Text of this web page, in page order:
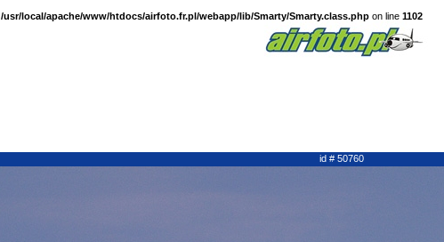
/usr/local/apache/www/htdocs/airfoto.fr.pl/webapp/lib/Smarty/Smarty.class.php on line 1102
id # 50760